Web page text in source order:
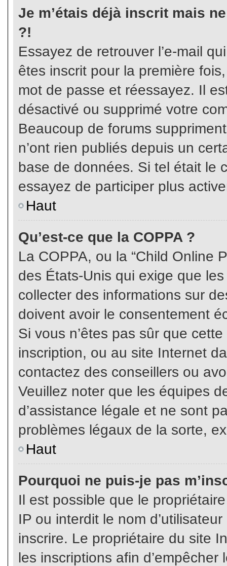
Je m’étais déjà inscrit mais
?!
Essayez de retrouver l’e-mail
êtes inscrit pour la première
mot de passe et réessayez. Il
désactivé ou supprimé votre
Beaucoup de forums
n’ont rien publiés depuis un
base de données. Si tel était le
essayez de participer plus
Haut
Qu’est-ce que la COPPA ?
La COPPA, ou la “Child Online
des États-Unis qui exige que
collecter des informations sur
doivent avoir le consentement
Si vous n’êtes pas sûr que
inscription, ou au site Internet
contactez des conseillers ou
Veuillez noter que les équipes
d’assistance légale et ne sont
problèmes légaux de la sorte,
Haut
Pourquoi ne puis-je pas
Il est possible que le
IP ou interdit le nom
inscrire. Le propriétaire du site
les inscriptions afin d’empêcher